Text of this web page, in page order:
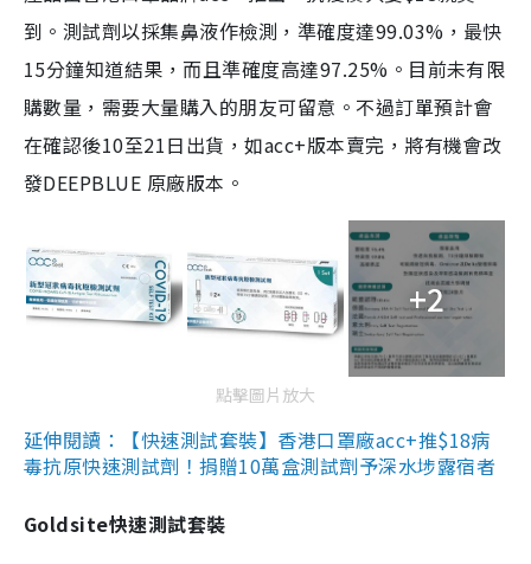
到。測試劑以採集鼻液作檢測，準確度達99.03%，最快
15分鐘知道結果，而且準確度高達97.25%。目前未有限
購數量，需要大量購入的朋友可留意。不過訂單預計會
在確認後10至21日出貨，如acc+版本賣完，將有機會改
發DEEPBLUE 原廠版本。
+2
點擊圖片放大
延伸閱讀：【快速測試套裝】香港口罩廠acc+推$18病
毒抗原快速測試劑！捐贈10萬盒測試劑予深水埗露宿者
Goldsite快速測試套裝